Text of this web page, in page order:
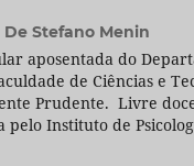
De Stefano Menin
aposentada do
de Ciências e
Prudente. Livre
pelo Instituto de